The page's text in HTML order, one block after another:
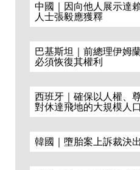
中國｜因向他人展示達
人士張毅應獲釋
巴基斯坦｜前總理伊姆
必須恢復其權利
西班牙｜確保以人權、
對休達飛地的大規模人
韓國｜墮胎案上訴裁決